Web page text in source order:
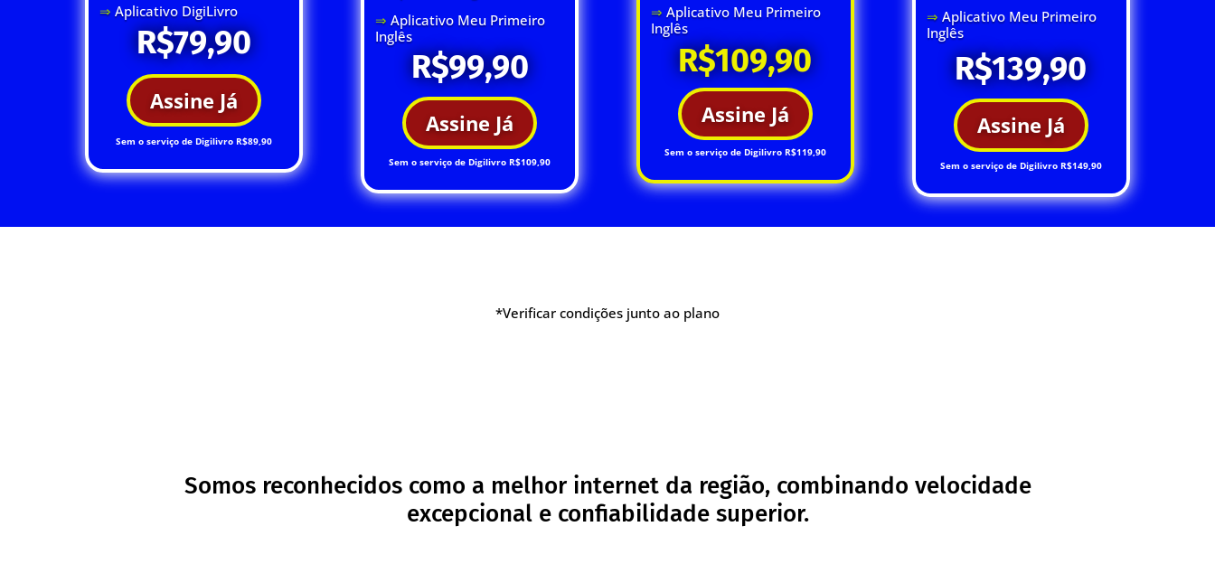
⇒Aplicativo DigiLivro
R$79,90
Assine Já
Sem o serviço de Digilivro R$89,90
⇒ Aplicativo Meu Primeiro
Inglês
R$99,90
Assine Já
Sem o serviço de Digilivro R$109,90
⇒ Aplicativo Meu Primeiro
Inglês
R$109,90
Assine Já
Sem o serviço de Digilivro R$119,90
⇒ Aplicativo Meu Primeiro
Inglês
R$139,90
Assine Já
Sem o serviço de Digilivro R$149,90
*Verificar condições junto ao plano
Somos reconhecidos como a melhor internet da região, combinando velocidade
excepcional e confiabilidade superior.